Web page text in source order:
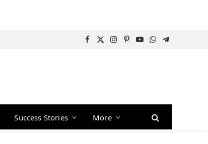
Facebook
X
Instagram
Pinterest
YouTube
WhatsApp
Telegram
Success Stories More